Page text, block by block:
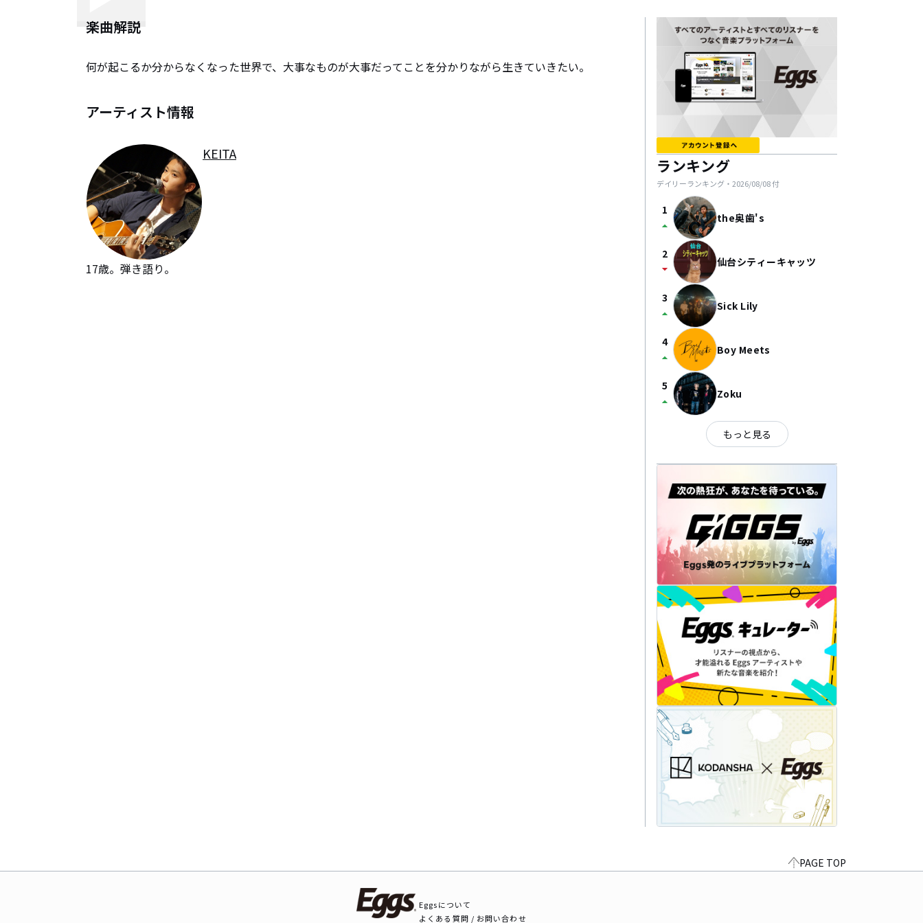
楽曲解説
何が起こるか分からなくなった世界で、大事なものが大事だってことを分かりながら生きていきたい。
アーティスト情報
KEITA
17歳。弾き語り。
ランキング
デイリーランキング・ 2026/08/08付
1
arrow_drop_up the奥歯's
2
arrow_drop_down 仙台シティーキャッツ
3
arrow_drop_up Sick Lily
4
arrow_drop_up Boy Meets
5
arrow_drop_up Zoku
もっと見る
PAGE TOP
Eggsについて
よくある質問 / お問い合わせ